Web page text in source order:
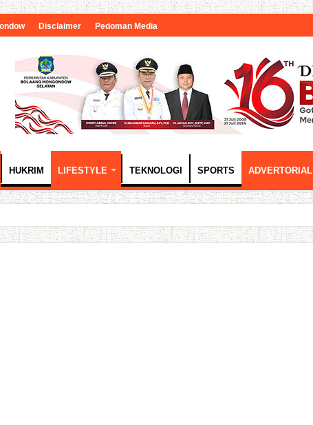
Disclaimer Pedoman Media
HUKRIM LIFESTYLE TEKNOLOGI SPORTS ADVERTORIAL